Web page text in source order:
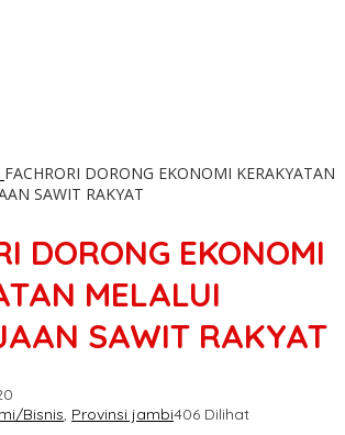
FACHRORI DORONG EKONOMI KERAKYATAN
SAWIT RAKYAT
DORONG EKONOMI
MELALUI
SAWIT RAKYAT
Bisnis, Provinsi jambi406 Dilihat